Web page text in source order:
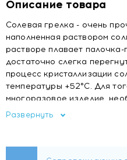
Описание товара
Солевая грелка - очень
наполненная раствором
растворе плавает
достаточно слегка
процесс кристаллизации
температуры +52°C. Для
многоразовое изделие,
емкость с водой, довести
Развернуть